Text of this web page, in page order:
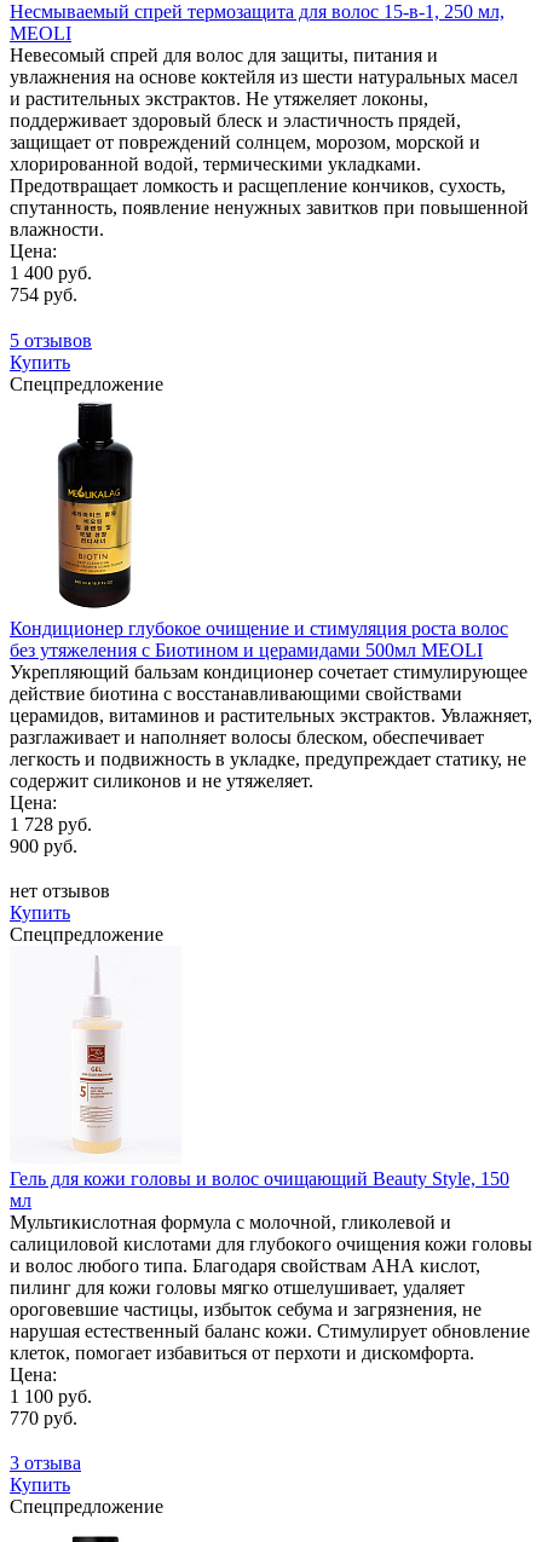
Несмываемый спрей термозащита для волос 15-в-1, 250 мл,
MEOLI
Невесомый спрей для волос для защиты, питания и
увлажнения на основе коктейля из шести натуральных масел
и растительных экстрактов. Не утяжеляет локоны,
поддерживает здоровый блеск и эластичность прядей,
защищает от повреждений солнцем, морозом, морской и
хлорированной водой, термическими укладками.
Предотвращает ломкость и расщепление кончиков, сухость,
спутанность, появление ненужных завитков при повышенной
влажности.
Цена:
1 400 руб.
754 руб.
5 отзывов
Купить
Спецпредложение
Кондиционер глубокое очищение и стимуляция роста волос
без утяжеления с Биотином и церамидами 500мл MEOLI
Укрепляющий бальзам кондиционер сочетает стимулирующее
действие биотина с восстанавливающими свойствами
церамидов, витаминов и растительных экстрактов. Увлажняет,
разглаживает и наполняет волосы блеском, обеспечивает
легкость и подвижность в укладке, предупреждает статику, не
содержит силиконов и не утяжеляет.
Цена:
1 728 руб.
900 руб.
нет отзывов
Купить
Спецпредложение
Гель для кожи головы и волос очищающий Beauty Style, 150
мл
Мультикислотная формула с молочной, гликолевой и
салициловой кислотами для глубокого очищения кожи головы
и волос любого типа. Благодаря свойствам АНА кислот,
пилинг для кожи головы мягко отшелушивает, удаляет
ороговевшие частицы, избыток себума и загрязнения, не
нарушая естественный баланс кожи. Стимулирует обновление
клеток, помогает избавиться от перхоти и дискомфорта.
Цена:
1 100 руб.
770 руб.
3 отзыва
Купить
Спецпредложение